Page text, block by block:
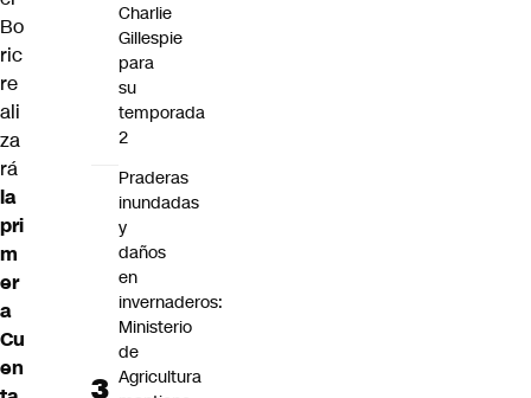
Bo
ric
re
ali
za
rá
la
pri
m
er
a
Cu
en
Charlie
Gillespie
para
su
temporada
2
Praderas
inundadas
y
daños
en
invernaderos:
Ministerio
de
Agricultura